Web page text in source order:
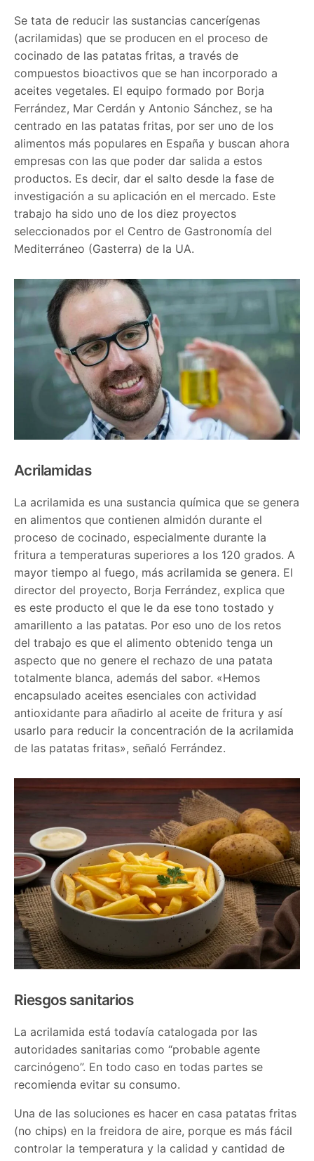
Se tata de reducir las sustancias cancerígenas
(acrilamidas) que se producen en el proceso de
cocinado de las patatas fritas, a través de
compuestos bioactivos que se han incorporado a
aceites vegetales. El equipo formado por Borja
Ferrández, Mar Cerdán y Antonio Sánchez, se ha
centrado en las patatas fritas, por ser uno de los
alimentos más populares en España y buscan ahora
empresas con las que poder dar salida a estos
productos. Es decir, dar el salto desde la fase de
investigación a su aplicación en el mercado. Este
trabajo ha sido uno de los diez proyectos
seleccionados por el Centro de Gastronomía del
Mediterráneo (Gasterra) de la UA.
Acrilamidas
La acrilamida es una sustancia química que se genera
en alimentos que contienen almidón durante el
proceso de cocinado, especialmente durante la
fritura a temperaturas superiores a los 120 grados. A
mayor tiempo al fuego, más acrilamida se genera. El
director del proyecto, Borja Ferrández, explica que
es este producto el que le da ese tono tostado y
amarillento a las patatas. Por eso uno de los retos
del trabajo es que el alimento obtenido tenga un
aspecto que no genere el rechazo de una patata
totalmente blanca, además del sabor. «Hemos
encapsulado aceites esenciales con actividad
antioxidante para añadirlo al aceite de fritura y así
usarlo para reducir la concentración de la acrilamida
de las patatas fritas», señaló Ferrández.
Riesgos sanitarios
La acrilamida está todavía catalogada por las
autoridades sanitarias como “probable agente
carcinógeno”. En todo caso en todas partes se
recomienda evitar su consumo.
Una de las soluciones es hacer en casa patatas fritas
(no chips) en la freidora de aire, porque es más fácil
controlar la temperatura y la calidad y cantidad de